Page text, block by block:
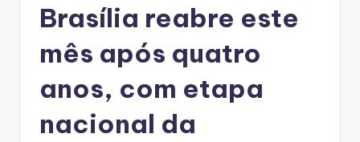
Brasília reabre este
mês após quatro
anos, com etapa
nacional da